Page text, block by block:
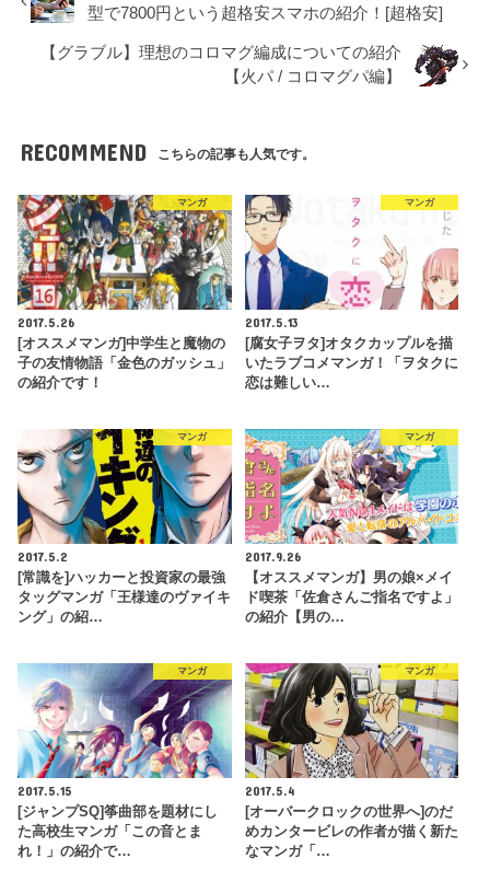
型で7800円という超格安スマホの紹介！[超格安]
【グラブル】理想のコロマグ編成についての紹介
【火パ / コロマグパ編】
RECOMMEND こちらの記事も人気です。
マンガ
2017.5.26
[オススメマンガ]中学生と魔物の
子の友情物語「金色のガッシュ」
の紹介です！
マンガ
2017.5.13
[腐女子ヲタ]オタクカップルを描
いたラブコメマンガ！「ヲタクに
恋は難しい…
マンガ
2017.5.2
[常識を]ハッカーと投資家の最強
タッグマンガ「王様達のヴァイキ
ング」の紹…
マンガ
2017.9.26
【オススメマンガ】男の娘×メイ
ド喫茶「佐倉さんご指名ですよ」
の紹介【男の…
マンガ
2017.5.15
[ジャンプSQ]筝曲部を題材にし
た高校生マンガ「この音とま
れ！」の紹介で…
マンガ
2017.5.4
[オーバークロックの世界へ]のだ
めカンタービレの作者が描く新た
なマンガ「…